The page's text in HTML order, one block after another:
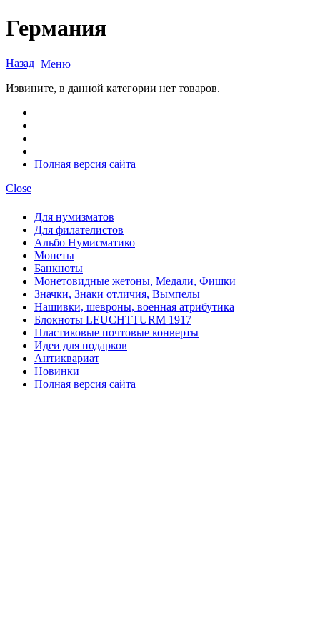
Германия
Назад Меню
Извините, в данной категории нет товаров.
Полная версия сайта
Close
Для нумизматов
Для филателистов
Альбо Нумисматико
Монеты
Банкноты
Монетовидные жетоны, Медали, Фишки
Значки, Знаки отличия, Вымпелы
Нашивки, шевроны, военная атрибутика
Блокноты LEUCHTTURM 1917
Пластиковые почтовые конверты
Идеи для подарков
Антиквариат
Новинки
Полная версия сайта